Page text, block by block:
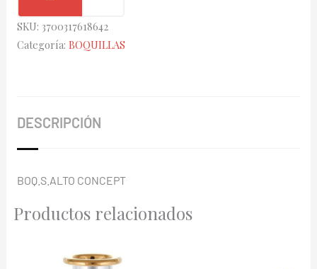
Concept
cantidad
SKU: 3700317618642
Categoría: BOQUILLAS
DESCRIPCIÓN
BOQ.S.ALTO CONCEPT
Productos relacionados